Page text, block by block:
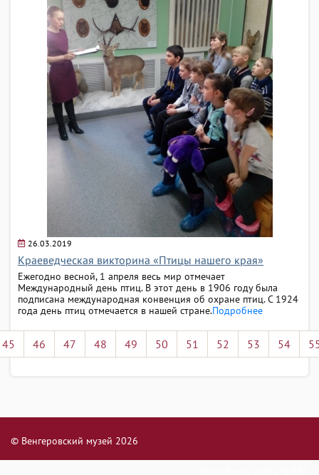
26.03.2019
Краеведческая викторина «Птицы нашего края»
Ежегодно весной, 1 апреля весь мир отмечает
Международный день птиц. В этот день в 1906 году была
подписана международная конвенция об охране птиц. С 1924
года день птиц отмечается в нашей стране.Подробнее
45 46 47 48 49 50 51 52 53 54
© Венгеровский музей 2026